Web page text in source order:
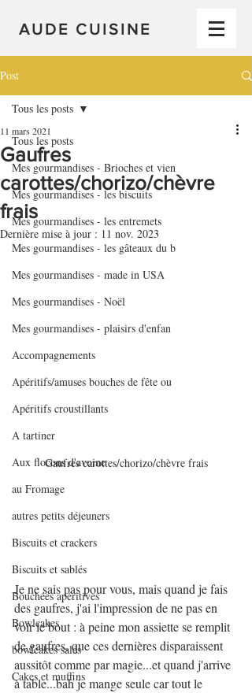
AUDE CUISINE
Post
Tous les posts
Mes gourmandises - Brioches et vien
Mes gourmandises - les biscuits
Mes gourmandises - les entremets
Mes gourmandises - les gâteaux du b
Mes gourmandises - made in USA
Mes gourmandises - Noël
Mes gourmandises - plaisirs d'enfan
Accompagnements
Apéritifs/amuses bouches de fête ou
Apéritifs croustillants
A tartiner
Aux flocons d'avoine
au Fromage
autres petits déjeuners
Biscuits et crackers
Biscuits et sablés
Bouchées apéritives
Bowlcakes
bowlcakes salés
Cakes et muffins
Tous les posts
Gaufres
carottes/chorizo/chèvre
frais
11 mars 2021
Dernière mise à jour : 11 nov. 2023
Gaufres carottes/chorizo/chèvre frais
Je ne sais pas pour vous, mais quand je fais
des gaufres, j'ai l'impression de ne pas en
voir le bout : à peine mon assiette se remplit
de gaufres, que ces dernières disparaissent
aussitôt comme par magie...et quand j'arrive
à table...bah je mange seule car tout le